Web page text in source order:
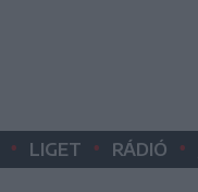
• LIGET • RÁDIÓ •